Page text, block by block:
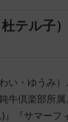
杜テル子
わい・ゆうみ
牛倶楽部所
』『サマーフ